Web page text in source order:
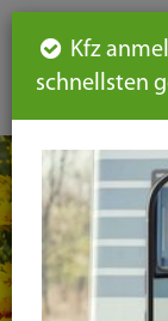
leichte
Sprache
Kfz
schnellsten